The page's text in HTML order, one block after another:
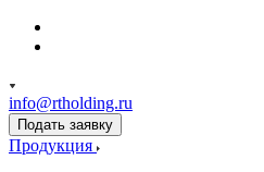
info@rtholding.ru
Подать заявку
Продукция